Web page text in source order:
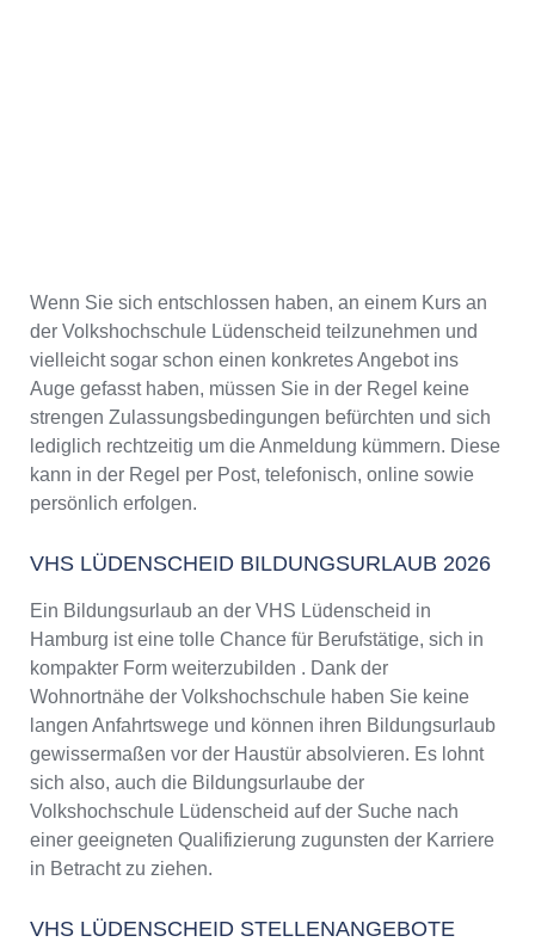
Wenn Sie sich entschlossen haben, an einem Kurs an
der Volkshochschule Lüdenscheid teilzunehmen und
vielleicht sogar schon einen konkretes Angebot ins
Auge gefasst haben, müssen Sie in der Regel keine
strengen Zulassungsbedingungen befürchten und sich
lediglich rechtzeitig um die Anmeldung kümmern. Diese
kann in der Regel per Post, telefonisch, online sowie
persönlich erfolgen.
VHS LÜDENSCHEID BILDUNGSURLAUB 2026
Ein Bildungsurlaub an der VHS Lüdenscheid in
Hamburg ist eine tolle Chance für Berufstätige, sich in
kompakter Form weiterzubilden . Dank der
Wohnortnähe der Volkshochschule haben Sie keine
langen Anfahrtswege und können ihren Bildungsurlaub
gewissermaßen vor der Haustür absolvieren. Es lohnt
sich also, auch die Bildungsurlaube der
Volkshochschule Lüdenscheid auf der Suche nach
einer geeigneten Qualifizierung zugunsten der Karriere
in Betracht zu ziehen.
VHS LÜDENSCHEID STELLENANGEBOTE